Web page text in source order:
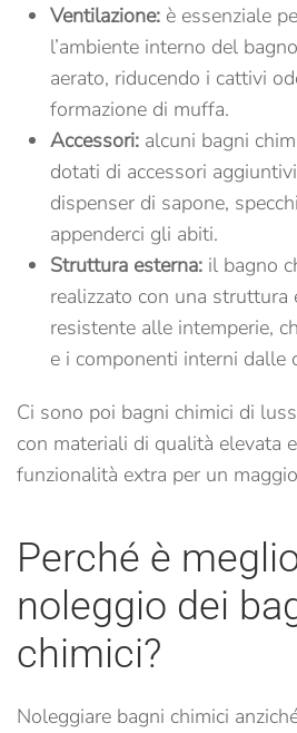
Ventilazione: è essenziale
l’ambiente interno del
aerato, riducendo i cattivi
formazione di muffa.
Accessori: alcuni bagni
dotati di accessori
dispenser di sapone,
appenderci gli abiti.
Struttura esterna: il bagno
realizzato con una struttura
resistente alle intemperie,
e i componenti interni dalle
Ci sono poi bagni chimici di
con materiali di qualità elevata
funzionalità extra per un
Perché è
noleggio dei
chimici?
Noleggiare bagni chimici